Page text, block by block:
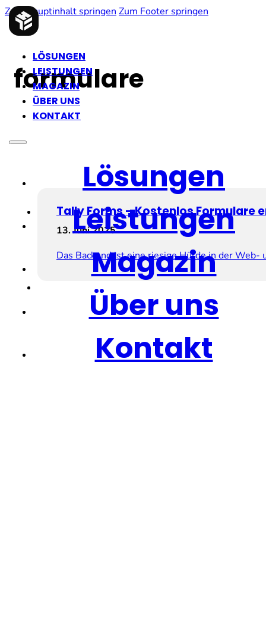
Zum Hauptinhalt springen Zum Footer springen
LÖSUNGEN
LEISTUNGEN
MAGAZIN
ÜBER UNS
KONTAKT
Lösungen
Leistungen
Magazin
Über uns
Kontakt
formulare
Tally Forms – Kostenlos Formulare
13. Juni 2025
Das Backend ist eine riesige Hürde in der